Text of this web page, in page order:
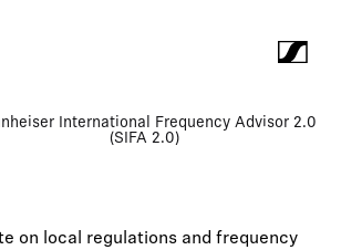
International Frequency Advisor 2.0
(SIFA 2.0)
on local regulations and frequency